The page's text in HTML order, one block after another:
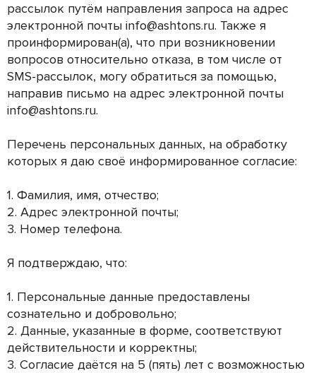
рассылок путём направления запроса на адрес
электронной почты info@ashtons.ru. Также я
проинформирован(а), что при возникновении
вопросов относительно отказа, в том числе от
SMS-рассылок, могу обратиться за помощью,
направив письмо на адрес электронной почты
info@ashtons.ru.
Перечень персональных данных, на обработку
которых я даю своё информированное согласие:
1. Фамилия, имя, отчество;
2. Адрес электронной почты;
3. Номер телефона.
Я подтверждаю, что:
1. Персональные данные предоставлены
сознательно и добровольно;
2. Данные, указанные в форме, соответствуют
действительности и корректны;
3. Согласие даётся на 5 (пять) лет с возможностью